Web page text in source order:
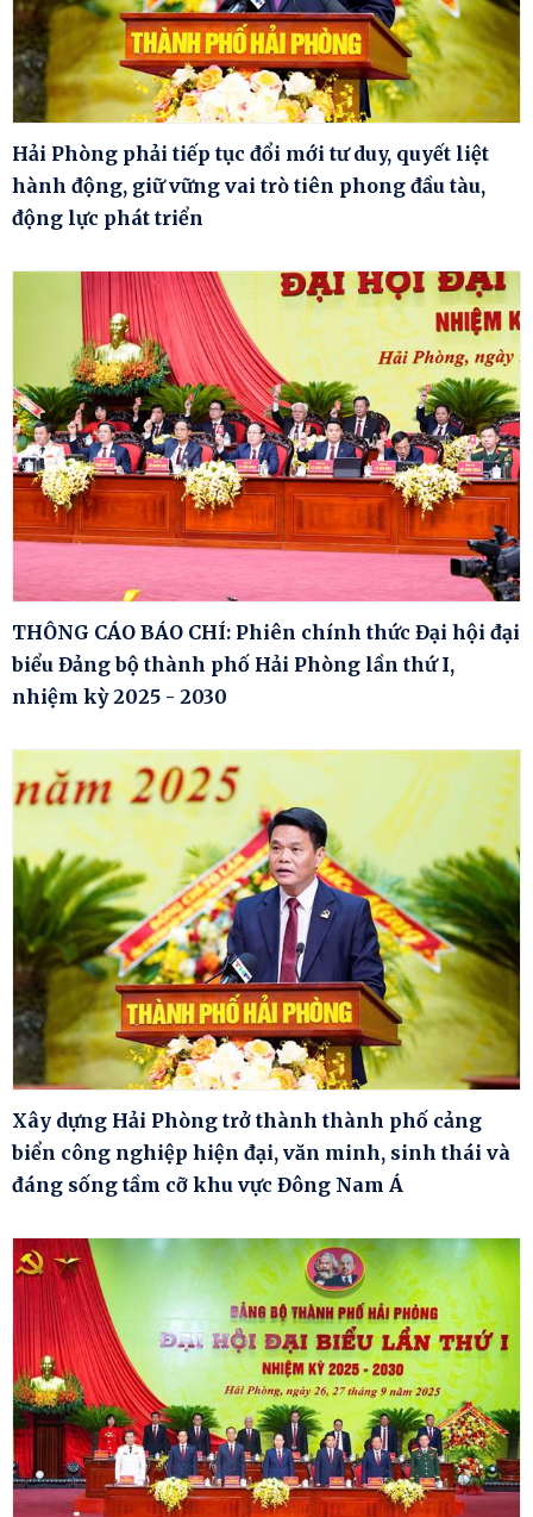
Hải Phòng phải tiếp tục đổi mới tư duy, quyết liệt
hành động, giữ vững vai trò tiên phong đầu tàu,
động lực phát triển
THÔNG CÁO BÁO CHÍ: Phiên chính thức Đại hội đại
biểu Đảng bộ thành phố Hải Phòng lần thứ I,
nhiệm kỳ 2025 - 2030
Xây dựng Hải Phòng trở thành thành phố cảng
biển công nghiệp hiện đại, văn minh, sinh thái và
đáng sống tầm cỡ khu vực Đông Nam Á